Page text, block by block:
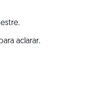
aclarar.